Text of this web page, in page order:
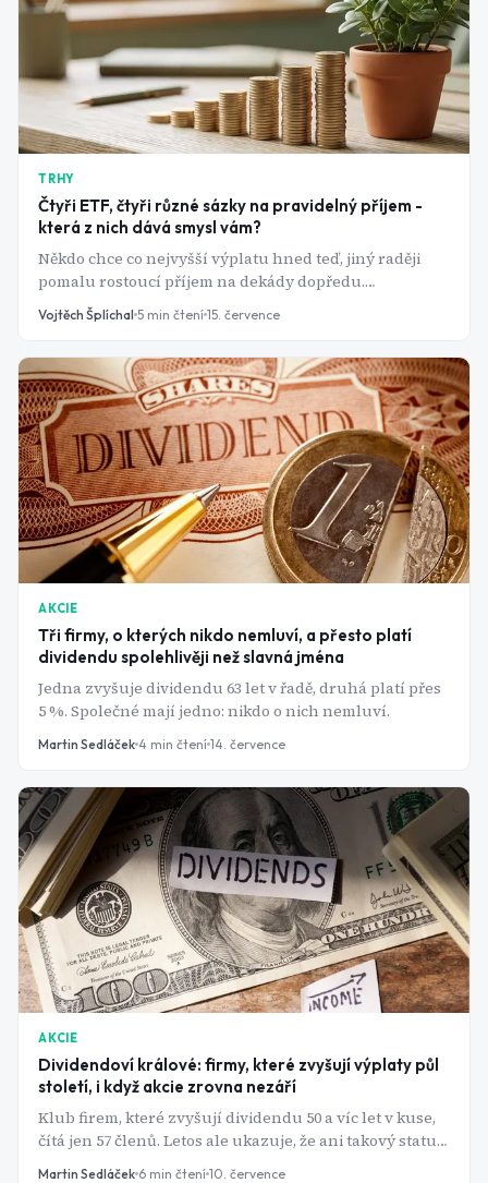
TRHY
Čtyři ETF, čtyři různé sázky na pravidelný příjem -
která z nich dává smysl vám?
Někdo chce co nejvyšší výplatu hned teď, jiný raději
pomalu rostoucí příjem na dekády dopředu.
Dividendové ETF nabízejí obojí, ale zřídka obojí
najednou.
Vojtěch Šplíchal 5 min čtení 15. července
AKCIE
Tři firmy, o kterých nikdo nemluví, a přesto platí
dividendu spolehlivěji než slavná jména
Jedna zvyšuje dividendu 63 let v řadě, druhá platí přes
5 %. Společné mají jedno: nikdo o nich nemluví.
Martin Sedláček 4 min čtení 14. července
AKCIE
Dividendoví králové: firmy, které zvyšují výplaty půl
století, i když akcie zrovna nezáří
Klub firem, které zvyšují dividendu 50 a víc let v kuse,
čítá jen 57 členů. Letos ale ukazuje, že ani takový status
Martin Sedláček 6 min čtení 10. července